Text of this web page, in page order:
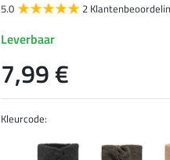
Kleurcode:
5.0
2
Leverbaar
7,99 €